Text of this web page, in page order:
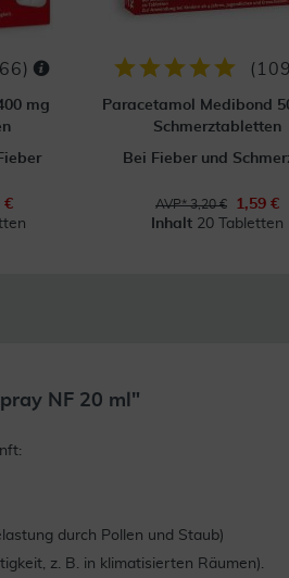
)
mg
€
( 109
Paracetamol Medibond
Schmerztabletten
Bei Fieber und
AVP* 3,20 €
1,59 €
Inhalt 20 Tabletten
NF 20 ml"
durch Pollen und Staub)
z. B. in klimatisierten Räumen).